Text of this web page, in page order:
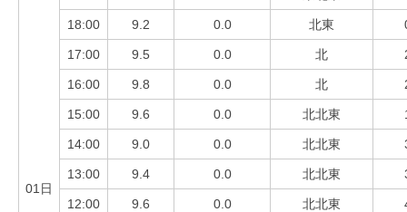
01日
18:00 9.2 0.0 北東
17:00 9.5 0.0 北
16:00 9.8 0.0 北
15:00 9.6 0.0 北北東
14:00 9.0 0.0 北北東
13:00 9.4 0.0 北北東
12:00 9.6 0.0 北北東